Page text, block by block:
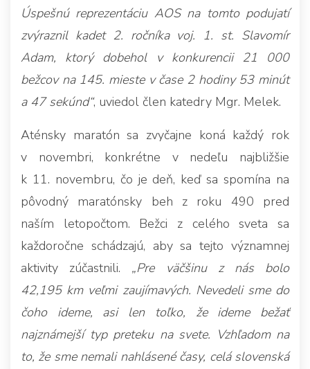
Úspešnú reprezentáciu AOS na tomto podujatí
zvýraznil kadet 2. ročníka voj. 1. st. Slavomír
Adam, ktorý dobehol v konkurencii 21 000
bežcov na 145. mieste v čase 2 hodiny 53 minút
a 47 sekúnd“, uviedol člen katedry Mgr. Melek.
Aténsky maratón sa zvyčajne koná každý rok
v novembri, konkrétne v nedeľu najbližšie
k 11. novembru, čo je deň, keď sa spomína na
pôvodný maratónsky beh z roku 490 pred
naším letopočtom. Bežci z celého sveta sa
každoročne schádzajú, aby sa tejto významnej
aktivity zúčastnili. „Pre väčšinu z nás bolo
42,195 km veľmi zaujímavých. Nevedeli sme do
čoho ideme, asi len toľko, že ideme bežať
najznámejší typ preteku na svete. Vzhľadom na
to, že sme nemali nahlásené časy, celá slovenská